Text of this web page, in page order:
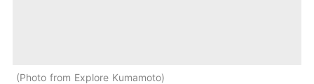
Photo from Explore Kumamoto